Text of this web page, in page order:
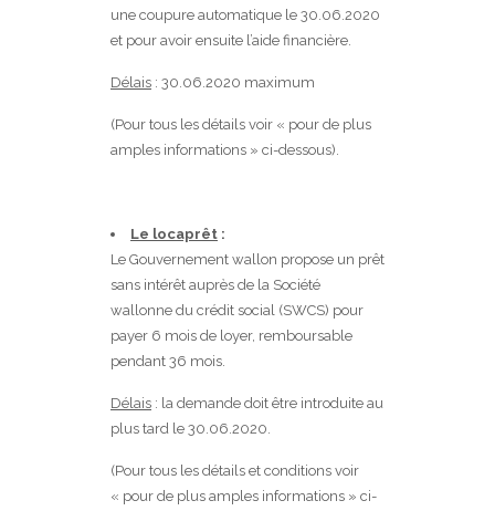
une coupure automatique le 30.06.2020
et pour avoir ensuite l’aide financière.
Délais : 30.06.2020 maximum
(Pour tous les détails voir « pour de plus
amples informations » ci-dessous).
Le locaprêt :
Le Gouvernement wallon propose un prêt
sans intérêt auprès de la Société
wallonne du crédit social (SWCS) pour
payer 6 mois de loyer, remboursable
pendant 36 mois.
Délais : la demande doit être introduite au
plus tard le 30.06.2020.
(Pour tous les détails et conditions voir
« pour de plus amples informations » ci-